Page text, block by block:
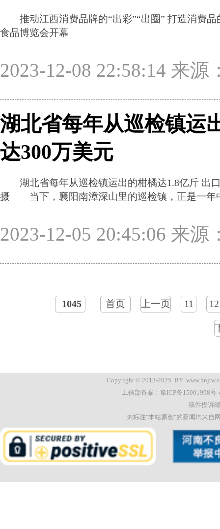
推动江西消费品牌的“出彩”“出圈” 打造消费
食品博览会开幕
2023-12-08 22:58:14 来
湖北省每年从巡检镇运
达300万美元
湖北省每年从巡检镇运出的柑橘达1.8亿斤 出
摄 当下，襄阳南漳深山里的巡检镇，正是一年
2023-12-05 20:45:06 来
1045 首页 上一页 11 12
Copyright © 2013-2025 BY
工信部备案： 豫ICP备15001998号-
稿件投诉
未标注"本站原创"的新闻均来自